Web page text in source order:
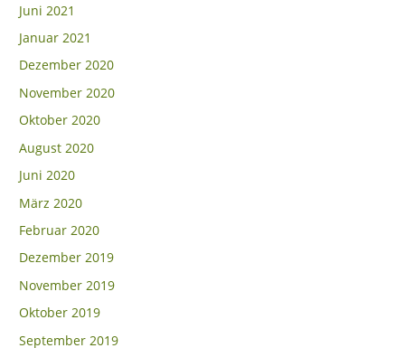
Juni 2021
Januar 2021
Dezember 2020
November 2020
Oktober 2020
August 2020
Juni 2020
März 2020
Februar 2020
Dezember 2019
November 2019
Oktober 2019
September 2019